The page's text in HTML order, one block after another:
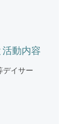
動内容
デイサー